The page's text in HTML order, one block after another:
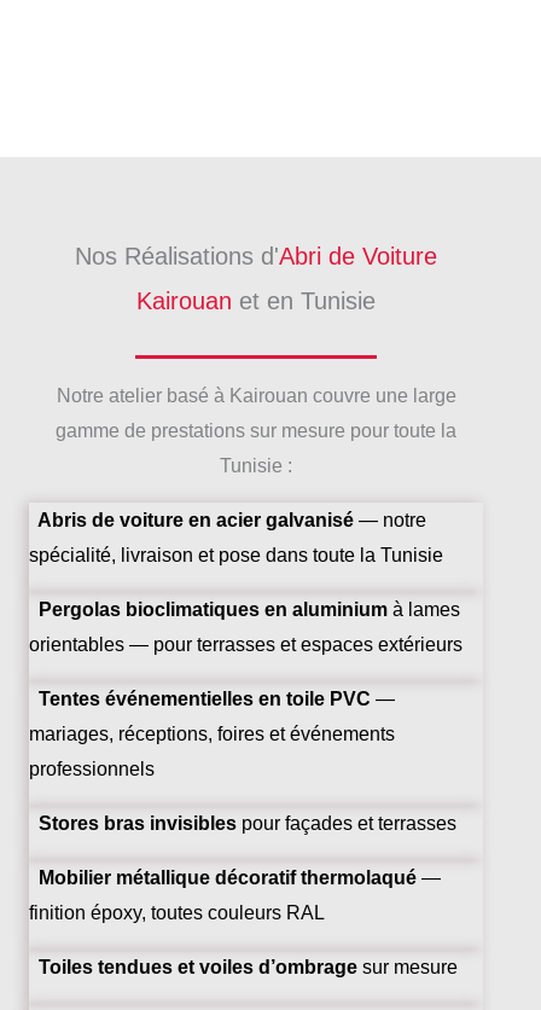
Nos Réalisations d'Abri de Voiture
Kairouan et en Tunisie
Notre atelier basé à Kairouan couvre une large
gamme de prestations sur mesure pour toute la
Tunisie :
Abris de voiture en acier galvanisé — notre
spécialité, livraison et pose dans toute la Tunisie
Pergolas bioclimatiques en aluminium à lames
orientables — pour terrasses et espaces extérieurs
Tentes événementielles en toile PVC —
mariages, réceptions, foires et événements
professionnels
Stores bras invisibles pour façades et terrasses
Mobilier métallique décoratif thermolaqué —
finition époxy, toutes couleurs RAL
Toiles tendues et voiles d’ombrage sur mesure